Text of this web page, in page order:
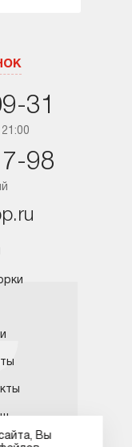
(495) 646-09-31
и рассрочка
31
98
продажи
Вы